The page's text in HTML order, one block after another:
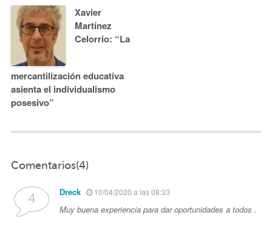
Xavier
Martínez
Celorrio: “La
mercantilización educativa
asienta el individualismo
posesivo”
Comentarios(4)
Dreck 10/04/2020 a las 08:33
Muy buena experiencia para dar oportunidades a todos .